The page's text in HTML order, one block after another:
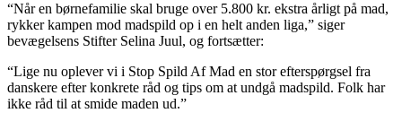
“Når en børnefamilie skal bruge over 5.800 kr. ekstra årligt på mad,
rykker kampen mod madspild op i en helt anden liga,” siger
bevægelsens Stifter Selina Juul, og fortsætter:
“Lige nu oplever vi i Stop Spild Af Mad en stor efterspørgsel fra
danskere efter konkrete råd og tips om at undgå madspild. Folk har
ikke råd til at smide maden ud.”